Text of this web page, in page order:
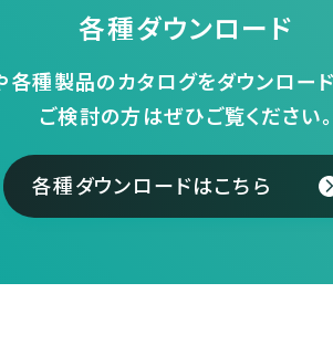
各種ダウンロード
種製品のカタログをダウンロード
ご検討の方はぜひご覧ください。
各種ダウンロードはこちら